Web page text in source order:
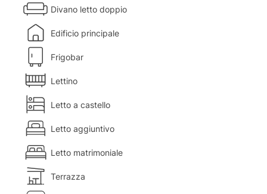
Divano letto doppio
Edificio principale
Frigobar
Lettino
Letto a castello
Letto aggiuntivo
Letto matrimoniale
Terrazza